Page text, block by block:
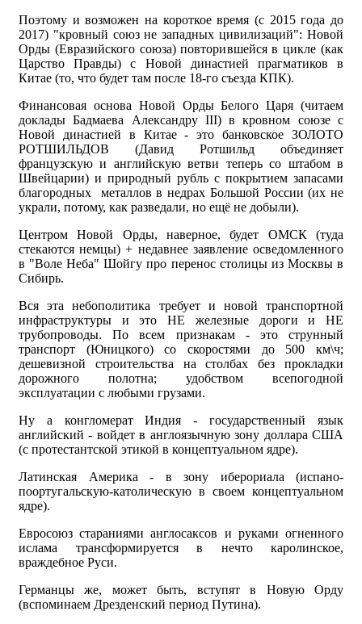
Поэтому и возможен на короткое время (с 2015 года до
2017) "кровный союз не западных цивилизаций": Новой
Орды (Евразийского союза) повторившейся в цикле (как
Царство Правды) с Новой династией прагматиков в
Китае (то, что будет там после 18-го съезда КПК).
Финансовая основа Новой Орды Белого Царя (читаем
доклады Бадмаева Александру III) в кровном союзе с
Новой династией в Китае - это банковское ЗОЛОТО
РОТШИЛЬДОВ (Давид Ротшильд объединяет
французскую и английскую ветви теперь со штабом в
Швейцарии) и природный рубль с покрытием запасами
благородных металлов в недрах Большой России (их не
украли, потому, как разведали, но ещё не добыли).
Центром Новой Орды, наверное, будет ОМСК (туда
стекаются немцы) + недавнее заявление осведомленного
в "Воле Неба" Шойгу про перенос столицы из Москвы в
Сибирь.
Вся эта небополитика требует и новой транспортной
инфраструктуры и это НЕ железные дороги и НЕ
трубопроводы. По всем признакам - это струнный
транспорт (Юницкого) со скоростями до 500 км\ч;
дешевизной строительства на столбах без прокладки
дорожного полотна; удобством всепогодной
эксплуатации с любыми грузами.
Ну а конгломерат Индия - государственный язык
английский - войдет в англоязычную зону доллара США
(с протестантской этикой в концептуальном ядре).
Латинская Америка - в зону иберориала (испано-
поортугальскую-католическую в своем концептуальном
ядре).
Евросоюз стараниями англосаксов и руками огненного
ислама трансформируется в нечто каролинское,
враждебное Руси.
Германцы же, может быть, вступят в Новую Орду
(вспоминаем Дрезденский период Путина).